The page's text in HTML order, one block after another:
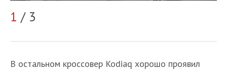
1 / 3
В остальном кроссовер Kodiaq хорошо проявил